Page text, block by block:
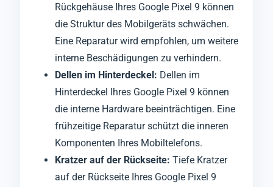
Rückgehäuse Ihres Google Pixel 9 können
die Struktur des Mobilgeräts schwächen.
Eine Reparatur wird empfohlen, um weitere
interne Beschädigungen zu verhindern.
Dellen im Hinterdeckel: Dellen im
Hinterdeckel Ihres Google Pixel 9 können
die interne Hardware beeinträchtigen. Eine
frühzeitige Reparatur schützt die inneren
Komponenten Ihres Mobiltelefons.
Kratzer auf der Rückseite: Tiefe Kratzer
auf der Rückseite Ihres Google Pixel 9